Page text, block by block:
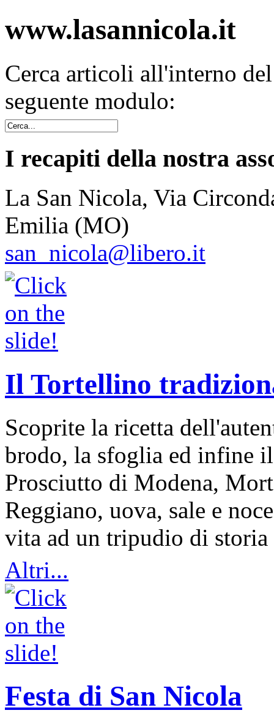
www.lasannicola.it
Cerca articoli all'interno
seguente modulo:
I recapiti della nostra
La San Nicola, Via
Emilia (MO)
san_nicola@libero.it
Il Tortellino
Scoprite la ricetta
brodo, la sfoglia ed infine
Prosciutto di Modena,
Reggiano, uova, sale e
vita ad un tripudio di storia
Altri...
Festa di San Nicola